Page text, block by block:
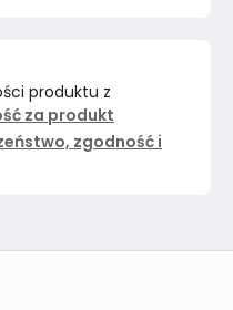
produktu z
za produkt
zgodność i